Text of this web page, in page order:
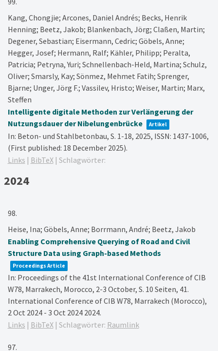
Kang, Chongjie; Arcones, Daniel Andrés; Becks, Henrik
Henning; Beetz, Jakob; Blankenbach, Jörg; Claßen, Martin;
Degener, Sebastian; Eisermann, Cedric; Göbels, Anne;
Hegger, Josef; Hermann, Ralf; Kähler, Philipp; Peralta,
Patricia; Petryna, Yuri; Schnellenbach-Held, Martina; Schulz,
Oliver; Smarsly, Kay; Sönmez, Mehmet Fatih; Sprenger,
Bjarne; Unger, Jörg F.; Vassilev, Hristo; Weiser, Martin; Marx,
Steffen
Intelligente digitale Methoden zur Verlängerung der
Nutzungsdauer der Nibelungenbrücke
Artikel
In: Beton- und Stahlbetonbau, S. 1-18, 2025, ISSN: 1437-1006,
(First published: 18 December 2025).
Links | BibTeX| Schlagwörter:
2024
98.
Heise, Ina; Göbels, Anne; Borrmann, André; Beetz, Jakob
Enabling Comprehensive Querying of Road and Civil
Structure Data using Graph-based Methods
Proceedings Article
In: Proceedings of the 41st International Conference of CIB
W78, Marrakech, Morocco, 2-3 October, S. 10 Seiten, 41.
International Conference of CIB W78, Marrakech (Morocco),
2 Oct 2024 - 3 Oct 2024 2024.
Links | BibTeX| Schlagwörter: Raumlink
97.